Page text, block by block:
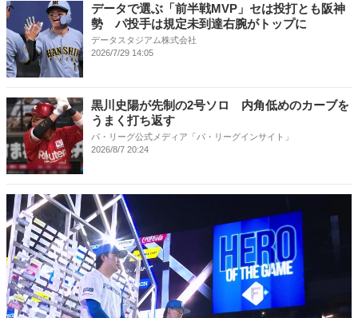
データで選ぶ「前半戦MVP」セは投打とも阪神
勢 パ投手は規定未到達右腕がトップに
データスタジアム株式会社
2026/7/29 14:05
黒川史陽が先制の2号ソロ 内角低めのカーブを
うまく打ち返す
パ・リーグ公式メディア「パ・リーグインサイト」
2026/8/7 20:24